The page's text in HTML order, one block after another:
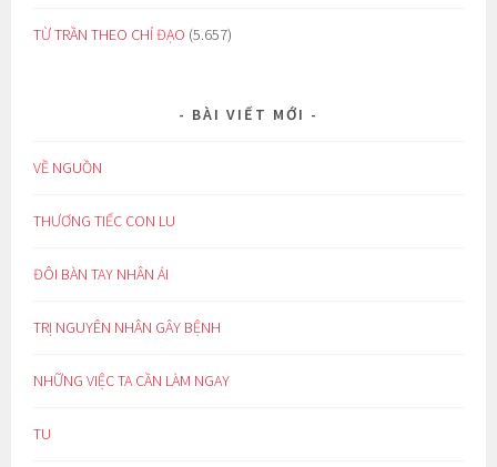
TỪ TRẦN THEO CHỈ ĐẠO (5.657)
BÀI VIẾT MỚI
VỀ NGUỒN
THƯƠNG TIẾC CON LU
ĐÔI BÀN TAY NHÂN ÁI
TRỊ NGUYÊN NHÂN GÂY BỆNH
NHỮNG VIỆC TA CẦN LÀM NGAY
TU